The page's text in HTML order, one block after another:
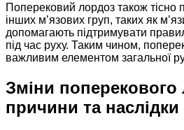
Поперековий лордоз також тісно
інших м’язових груп, таких як
допомагають підтримувати
під час руху. Таким чином,
важливим елементом загальної
Зміни поперекового
причини та наслідки